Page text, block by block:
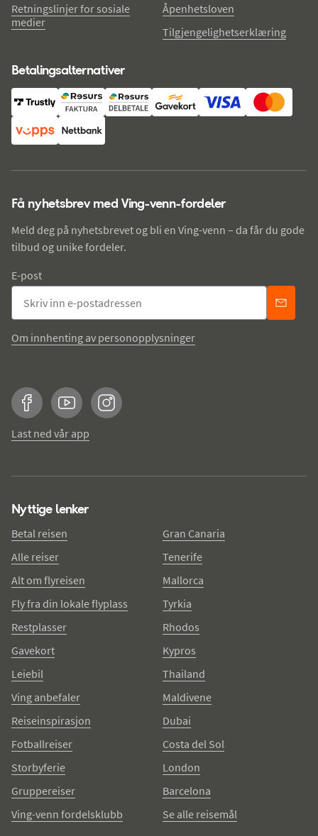
Retningslinjer for sosiale
medier
Åpenhetsloven
Tilgjengelighetserklæring
Betalingsalternativer
Få nyhetsbrev med Ving-venn-fordeler
Meld deg på nyhetsbrevet og bli en Ving-venn – da får du gode
tilbud og unike fordeler.
E-post
Om innhenting av personopplysninger
FacebookYouTubeInstagram
Last ned vår app
Nyttige lenker
Betal reisen
Alle reiser
Alt om flyreisen
Fly fra din lokale flyplass
Restplasser
Gavekort
Leiebil
Ving anbefaler
Reiseinspirasjon
Fotballreiser
Storbyferie
Gruppereiser
Ving-venn fordelsklubb
Gran Canaria
Tenerife
Mallorca
Tyrkia
Rhodos
Kypros
Thailand
Maldivene
Dubai
Costa del Sol
London
Barcelona
Se alle reisemål